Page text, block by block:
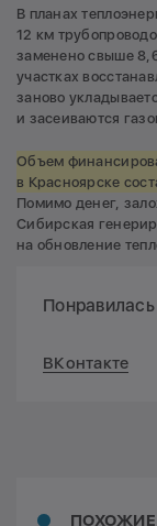
В планах
12 км
заменено свыше
участках
заново
и засеиваются
Объем
в Красноярске
Помимо денег,
Сибирская
на обновление
ВКонтакте
ПОХОЖИЕ